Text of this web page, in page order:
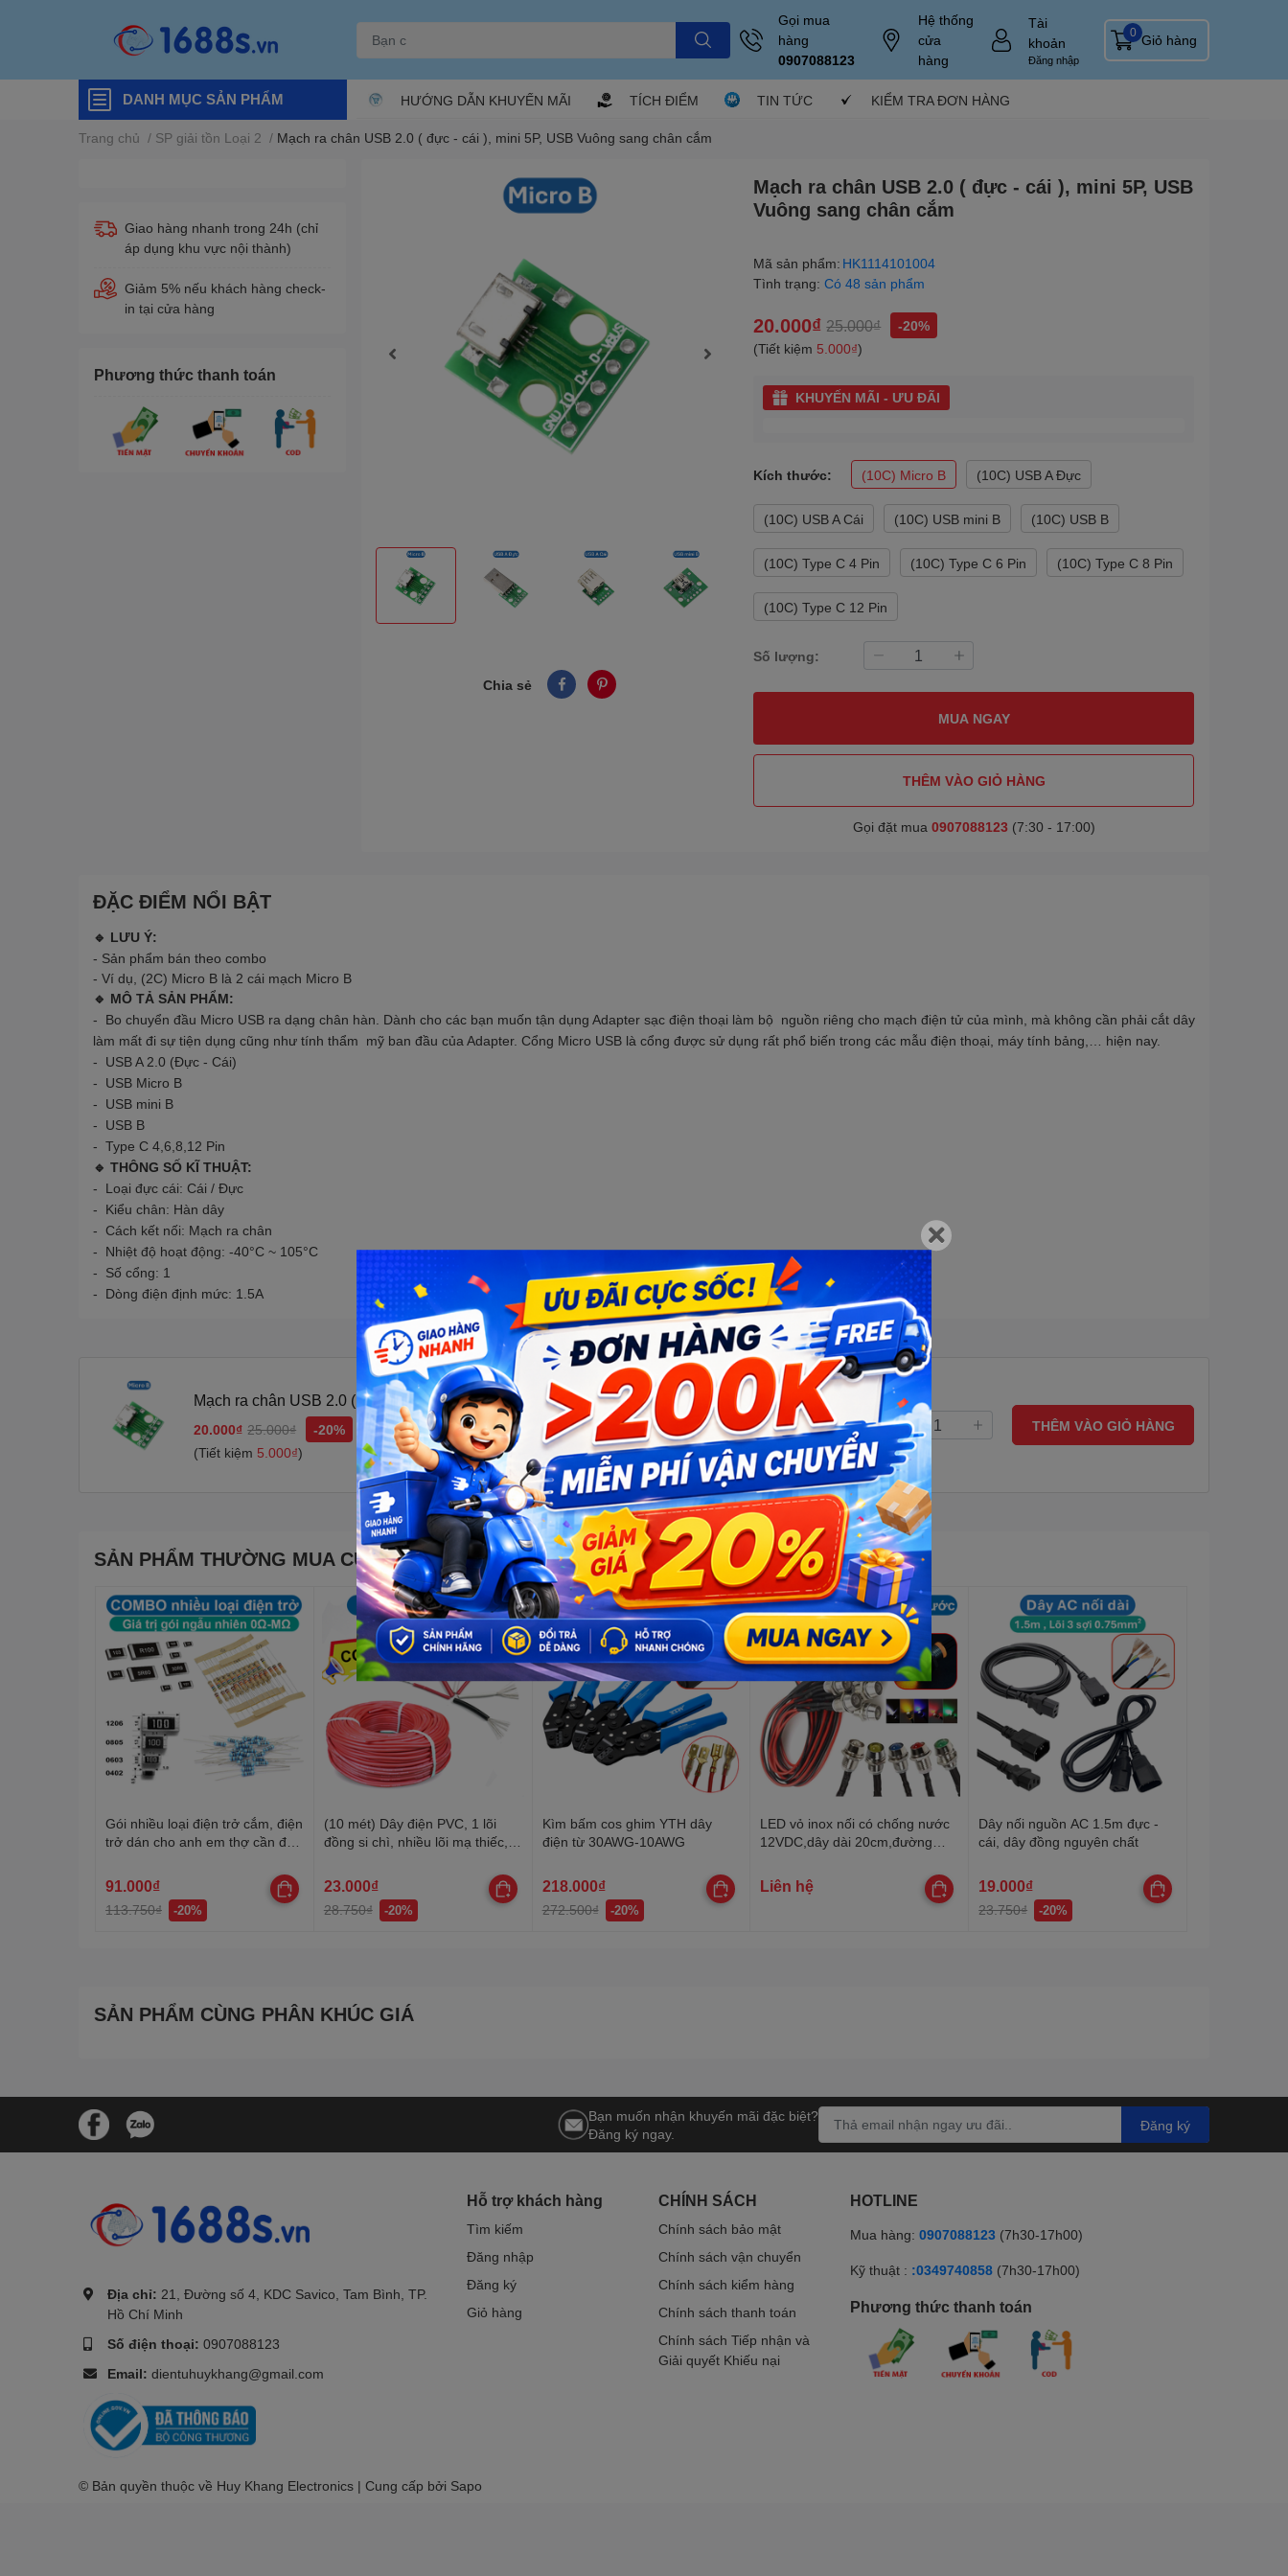
Gọi mua
hàng
0907088123
Hệ thống
cửa
hàng
Tài
khoản
Đăng nhập
Giỏ hàng
0
DANH MỤC SẢN PHẨM HƯỚNG DẪN KHUYẾN MÃI TÍCH ĐIỂM TIN TỨC KIỂM TRA ĐƠN HÀNG
Trang chủ / SP giải tồn Loại 2 / Mạch ra chân USB 2.0 ( đực - cái ), mini 5P, USB Vuông sang chân cắm
Giao hàng nhanh trong 24h (chỉ
áp dụng khu vực nội thành)
Giảm 5% nếu khách hàng check-
in tại cửa hàng
Phương thức thanh toán
Chia sẻ
Mạch ra chân USB 2.0 ( đực - cái ), mini 5P, USB
Vuông sang chân cắm
Mã sản phẩm: HK1114101004
Tình trạng: Có 48 sản phẩm
20.000₫ 25.000₫
-20%
(Tiết kiệm 5.000₫)
KHUYẾN MÃI - ƯU ĐÃI
Kích thước: (10C) Micro B (10C) USB A Đực
(10C) USB A Cái (10C) USB mini B (10C) USB B
(10C) Type C 4 Pin (10C) Type C 6 Pin (10C) Type C 8 Pin
(10C) Type C 12 Pin
Số lượng:
MUA NGAY
THÊM VÀO GIỎ HÀNG
Gọi đặt mua 0907088123 (7:30 - 17:00)
ĐẶC ĐIỂM NỔI BẬT
🔹 LƯU Ý:
- Sản phẩm bán theo combo
- Ví dụ, (2C) Micro B là 2 cái mạch Micro B
🔹 MÔ TẢ SẢN PHẨM:
- Bo chuyển đầu Micro USB ra dạng chân hàn. Dành cho các bạn muốn tận dụng Adapter sạc điện thoại làm bộ nguồn riêng cho mạch điện tử của mình, mà không cần phải cắt dây
làm mất đi sự tiện dụng cũng như tính thẩm mỹ ban đầu của Adapter. Cổng Micro USB là cổng được sử dụng rất phổ biến trong các mẫu điện thoại, máy tính bảng,… hiện nay.
- USB A 2.0 (Đực - Cái)
- USB Micro B
- USB mini B
- USB B
- Type C 4,6,8,12 Pin
🔹 THÔNG SỐ KĨ THUẬT:
- Loại đực cái: Cái / Đực
- Kiểu chân: Hàn dây
- Cách kết nối: Mạch ra chân
- Nhiệt độ hoạt động: -40°C ~ 105°C
- Số cổng: 1
- Dòng điện định mức: 1.5A
Mạch ra chân USB 2.0 ( đực - cái ), mini 5P, USB Vuông sang chân
cắm
20.000₫ 25.000₫
-20%
(Tiết kiệm 5.000₫)
Số lượng: THÊM VÀO GIỎ HÀNG
SẢN PHẨM THƯỜNG MUA CÙNG
Gói nhiều loại điện trở cắm, điện
trở dán cho anh em thợ cần đủ
91.000₫
113.750₫ -20%
(10 mét) Dây điện PVC, 1 lõi
đồng si chì, nhiều lõi mạ thiếc,
23.000₫
28.750₫ -20%
Kìm bấm cos ghim YTH dây
điện từ 30AWG-10AWG
218.000₫
272.500₫ -20%
LED vỏ inox nối có chống nước
12VDC,dây dài 20cm,đường
Liên hệ
Dây nối nguồn AC 1.5m đực -
cái, dây đồng nguyên chất
19.000₫
23.750₫ -20%
SẢN PHẨM CÙNG PHÂN KHÚC GIÁ
Bạn muốn nhận khuyến mãi đặc biệt?
Đăng ký ngay.
Đăng ký
Địa chỉ: 21, Đường số 4, KDC Savico, Tam Bình, TP.
Hồ Chí Minh
Số điện thoại: 0907088123
Email: dientuhuykhang@gmail.com
Hỗ trợ khách hàng
Tìm kiếm
Đăng nhập
Đăng ký
Giỏ hàng
CHÍNH SÁCH
Chính sách bảo mật
Chính sách vận chuyển
Chính sách kiểm hàng
Chính sách thanh toán
Chính sách Tiếp nhận và
Giải quyết Khiếu nại
HOTLINE
Mua hàng: 0907088123 (7h30-17h00)
Kỹ thuật : :0349740858 (7h30-17h00)
Phương thức thanh toán
© Bản quyền thuộc về Huy Khang Electronics | Cung cấp bởi Sapo